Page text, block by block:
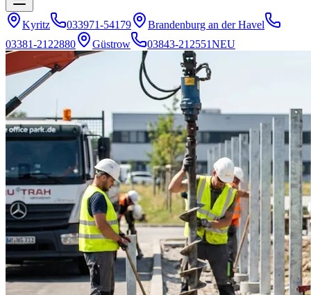
Kyritz 033971-54179
Brandenburg an der Havel
03381-2122880
Güstrow 03843-212551NEU